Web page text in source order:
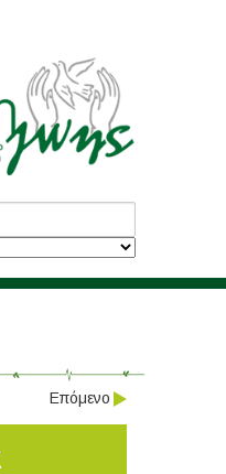
Επόμενο